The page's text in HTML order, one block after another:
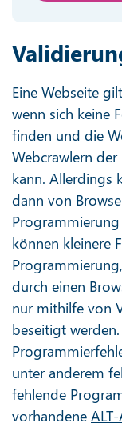
Eine Webseite
wenn sich keine
finden und die
Webcrawlern der
kann. Allerdings
dann von
können kleinere
durch einen
nur mithilfe von
beseitigt
unter anderem
fehlende
vorhandene